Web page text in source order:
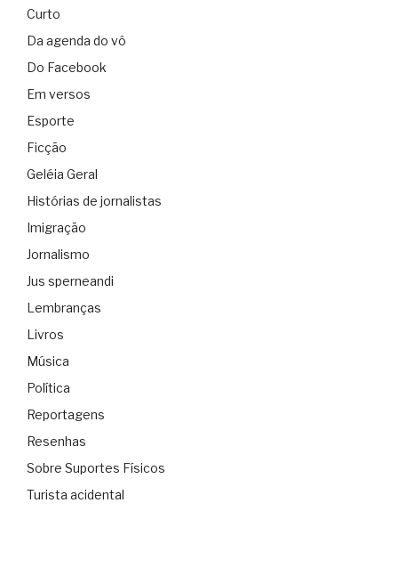
Curto
Da agenda do vô
Do Facebook
Em versos
Esporte
Ficção
Geléia Geral
Histórias de jornalistas
Imigração
Jornalismo
Jus sperneandi
Lembranças
Livros
Música
Política
Reportagens
Resenhas
Sobre Suportes Físicos
Turista acidental